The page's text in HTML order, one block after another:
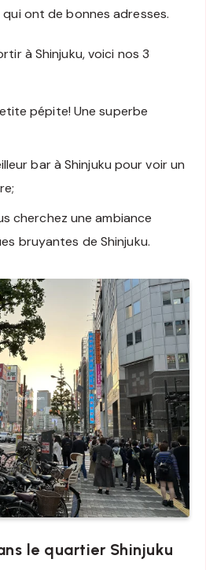
ont de bonnes adresses.
à Shinjuku, voici nos 3
pépite! Une superbe
bar à Shinjuku pour voir un
cherchez une ambiance
bruyantes de Shinjuku.
le quartier Shinjuku